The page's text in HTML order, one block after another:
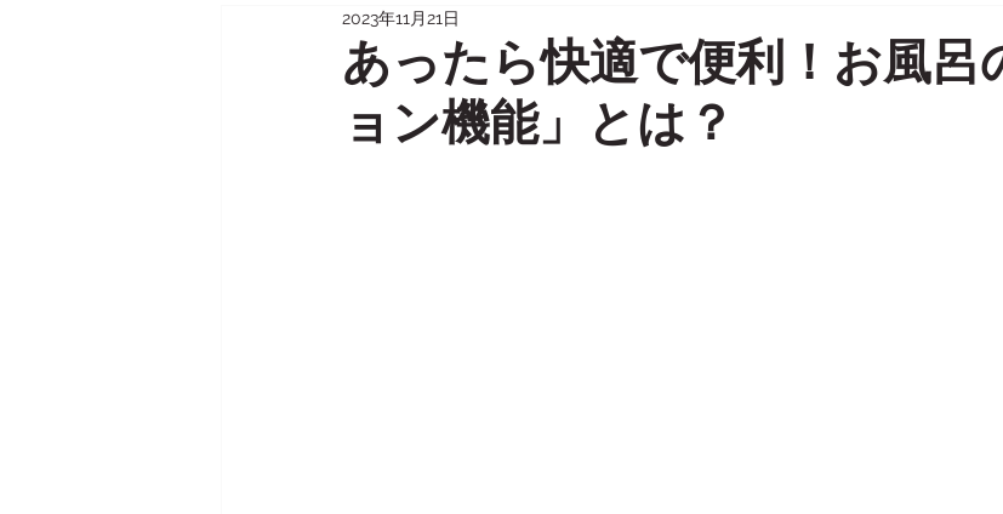
商品紹介
あったら快適で便利！お風呂
ョン機能」とは？
2023年11月21日